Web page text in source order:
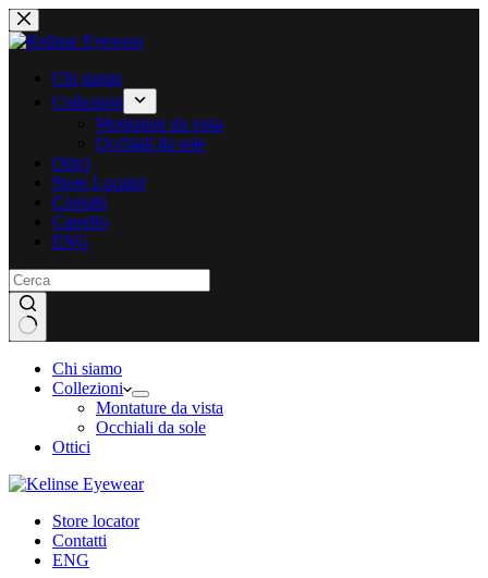
Salta
al
Chi siamo
Collezioni
Montature da vista
Occhiali da sole
Ottici
Store Locator
Contatti
Carrello
ENG
Chi siamo
Collezioni
Montature da vista
Occhiali da sole
Ottici
Store locator
Contatti
ENG